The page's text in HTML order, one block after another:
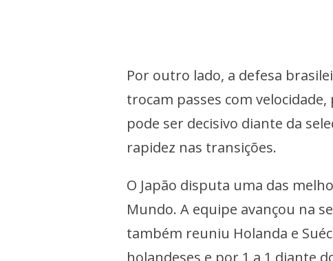
Por outro lado, a defesa
trocam passes com
pode ser decisivo diante da
rapidez nas transições.
O Japão disputa uma das
Mundo. A equipe avançou na
também reuniu Holanda e